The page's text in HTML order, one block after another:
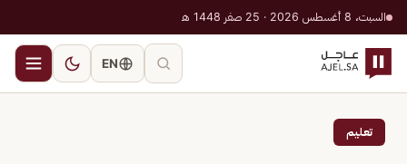
السبت، 8 أغسطس 2026 · 25 صفر 1448 هـ
EN
تعليم